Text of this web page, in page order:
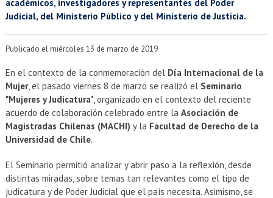
Académicos Estudiantes
Egresados Funcionarios
académicos, investigadores y representantes del Poder
Judicial, del Ministerio Público y del Ministerio de Justicia.
Publicado el miércoles 13 de marzo de 2019
En el contexto de la conmemoración del Día Internacional de la
Mujer, el pasado viernes 8 de marzo se realizó el Seminario
"Mujeres y Judicatura", organizado en el contexto del reciente
acuerdo de colaboración celebrado entre la Asociación de
Magistradas Chilenas (MACHI) y la Facultad de Derecho de la
Universidad de Chile.
El Seminario permitió analizar y abrir paso a la reflexión, desde
distintas miradas, sobre temas tan relevantes como el tipo de
judicatura y de Poder Judicial que el país necesita. Asimismo, se